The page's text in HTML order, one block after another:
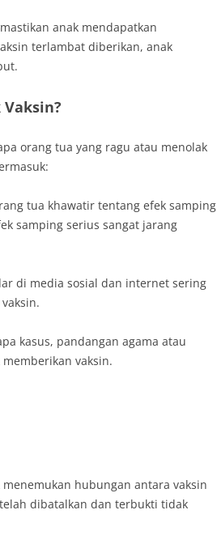
anak mendapatkan
terlambat diberikan, anak
orang tua yang ragu atau menolak
tua khawatir tentang efek samping
samping serius sangat jarang
di media sosial dan internet sering
kasus, pandangan agama atau
vaksin.
hubungan antara vaksin
dibatalkan dan terbukti tidak